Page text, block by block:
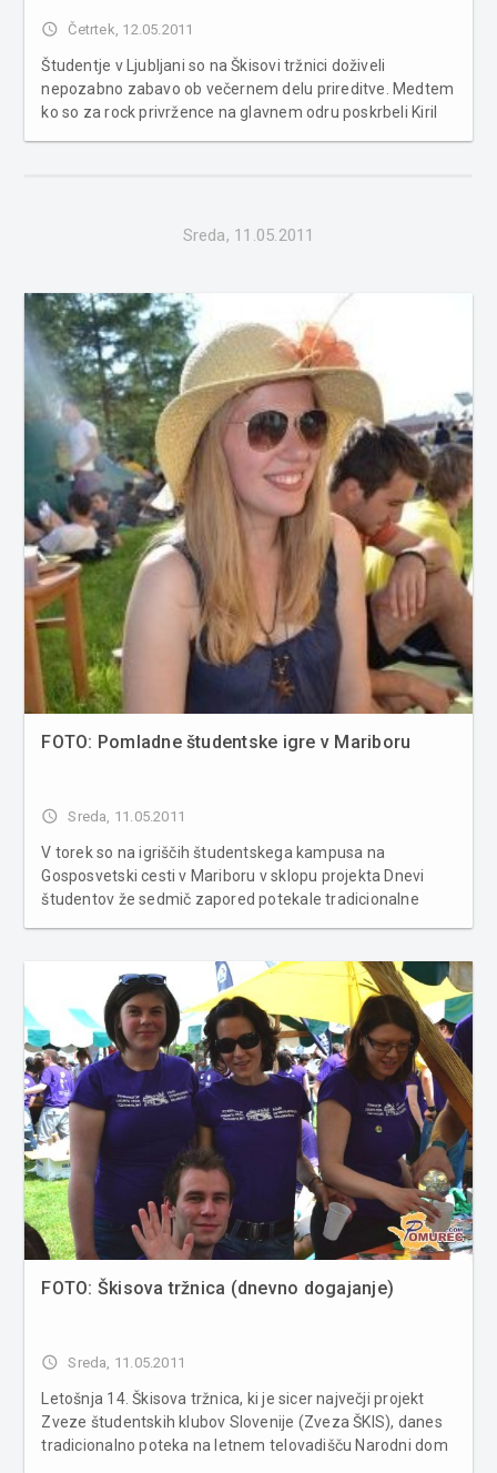
access_time Četrtek, 12.05.2011
Študentje v Ljubljani so na Škisovi tržnici doživeli
nepozabno zabavo ob večernem delu prireditve. Medtem
ko so za rock privržence na glavnem odru poskrbeli Kiril
Sreda, 11.05.2011
FOTO: Pomladne študentske igre v Mariboru
access_time Sreda, 11.05.2011
V torek so na igriščih študentskega kampusa na
Gosposvetski cesti v Mariboru v sklopu projekta Dnevi
študentov že sedmič zapored potekale tradicionalne
koncertu.Študentje so se pomerili v ig...
FOTO: Škisova tržnica (dnevno dogajanje)
access_time Sreda, 11.05.2011
Letošnja 14. Škisova tržnica, ki je sicer največji projekt
Zveze študentskih klubov Slovenije (Zveza ŠKIS), danes
tradicionalno poteka na letnem telovadišču Narodni dom